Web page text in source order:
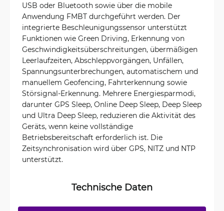
USB oder Bluetooth sowie über die mobile
Anwendung FMBT durchgeführt werden. Der
integrierte Beschleunigungssensor unterstützt
Funktionen wie Green Driving, Erkennung von
Geschwindigkeitsüberschreitungen, übermäßigen
Leerlaufzeiten, Abschleppvorgängen, Unfällen,
Spannungsunterbrechungen, automatischem und
manuellem Geofencing, Fahrterkennung sowie
Störsignal-Erkennung. Mehrere Energiesparmodi,
darunter GPS Sleep, Online Deep Sleep, Deep Sleep
und Ultra Deep Sleep, reduzieren die Aktivität des
Geräts, wenn keine vollständige
Betriebsbereitschaft erforderlich ist. Die
Zeitsynchronisation wird über GPS, NITZ und NTP
unterstützt.
Technische Daten